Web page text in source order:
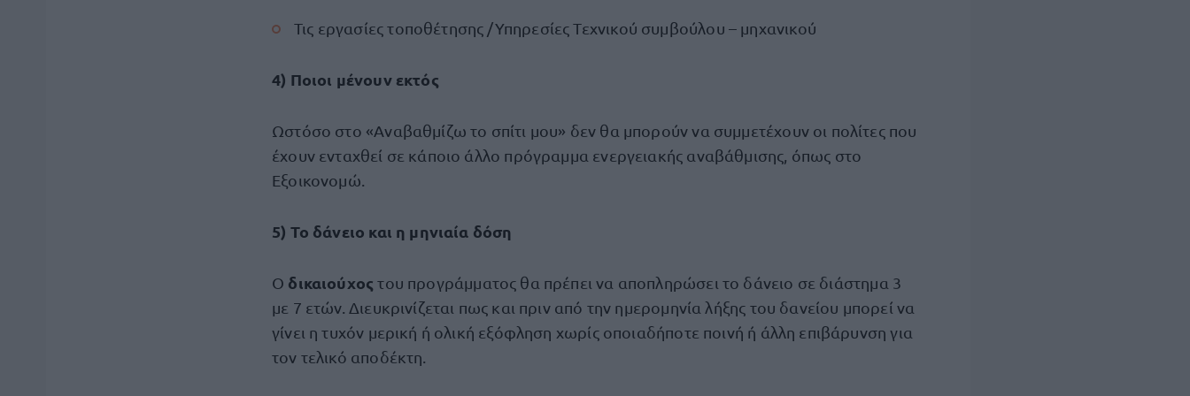
Τις εργασίες τοποθέτησης /Υπηρεσίες Τεχνικού συμβούλου – μηχανικού
4) Ποιοι μένουν εκτός
Ωστόσο στο «Αναβαθμίζω το σπίτι μου» δεν θα μπορούν να συμμετέχουν οι πολίτες που
έχουν ενταχθεί σε κάποιο άλλο πρόγραμμα ενεργειακής αναβάθμισης, όπως στο
Εξοικονομώ.
5) Το δάνειο και η μηνιαία δόση
Ο δικαιούχοςτου προγράμματος θα πρέπει να αποπληρώσει το δάνειο σε διάστημα 3
με 7 ετών. Διευκρινίζεται πως και πριν από την ημερομηνία λήξης του δανείου μπορεί να
γίνει η τυχόν μερική ή ολική εξόφληση χωρίς οποιαδήποτε ποινή ή άλλη επιβάρυνση για
τον τελικό αποδέκτη.